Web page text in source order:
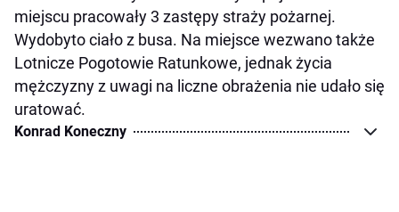
miejscu pracowały 3 zastępy straży pożarnej.
Wydobyto ciało z busa. Na miejsce wezwano także
Lotnicze Pogotowie Ratunkowe, jednak życia
mężczyzny z uwagi na liczne obrażenia nie udało się
uratować.
Konrad Koneczny